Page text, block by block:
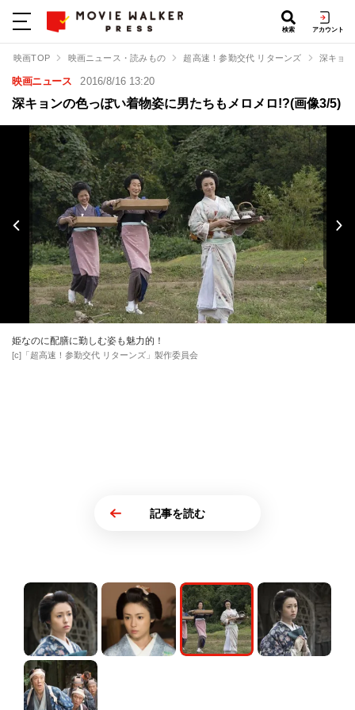
検索 アカウント
映画TOP 映画ニュース・読みもの 超高速！参勤交代 リターンズ 深キョ
映画ニュース 2016/8/16 13:20
深キョンの色っぽい着物姿に男たちもメロメロ!?(画像3/5)
姫なのに配膳に勤しむ姿も魅力的！
[c]「超高速！参勤交代 リターンズ」製作委員会
記事を読む